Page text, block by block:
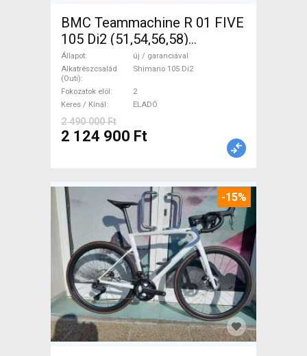
BMC Teammachine R 01 FIVE
105 Di2 (51,54,56,58)
Országúti Shimano 105 Di2
tárcsafék új / garanciával
ELADÓ
Állapot
új / garanciával
Alkatrészcsalád
(Outi)
Shimano 105 Di2
Fokozatok elöl
2
Keres / Kínál
ELADÓ
2 490 000 Ft
2 124 900 Ft
-15%